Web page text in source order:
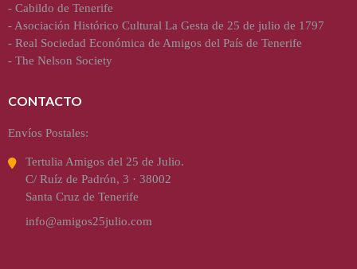
- Cabildo de Tenerife
- Asociación Histórico Cultural La Gesta de 25 de julio de 1797
- Real Sociedad Económica de Amigos del País de Tenerife
- The Nelson Society
CONTACTO
Envíos Postales:
Tertulia Amigos del 25 de Julio.
C/ Ruíz de Padrón, 3 · 38002
Santa Cruz de Tenerife
info@amigos25julio.com